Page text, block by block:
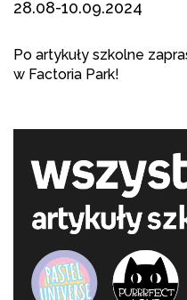
28.08-10.09.2024
Po artykuły szkolne
w Factoria Park!